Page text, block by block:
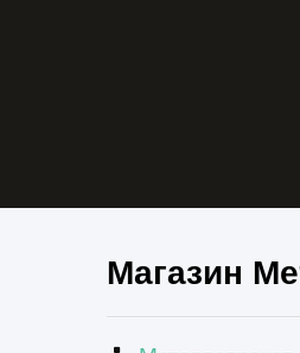
Магазин